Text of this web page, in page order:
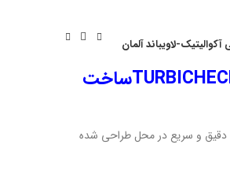
کدورت سنج پرتابل مدلTURBICHECK/ AL250T-IRtساخت
دقيق و سريع در محل طراحی شده